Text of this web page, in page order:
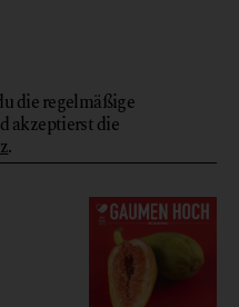
die regelmäßige
akzeptierst die
.